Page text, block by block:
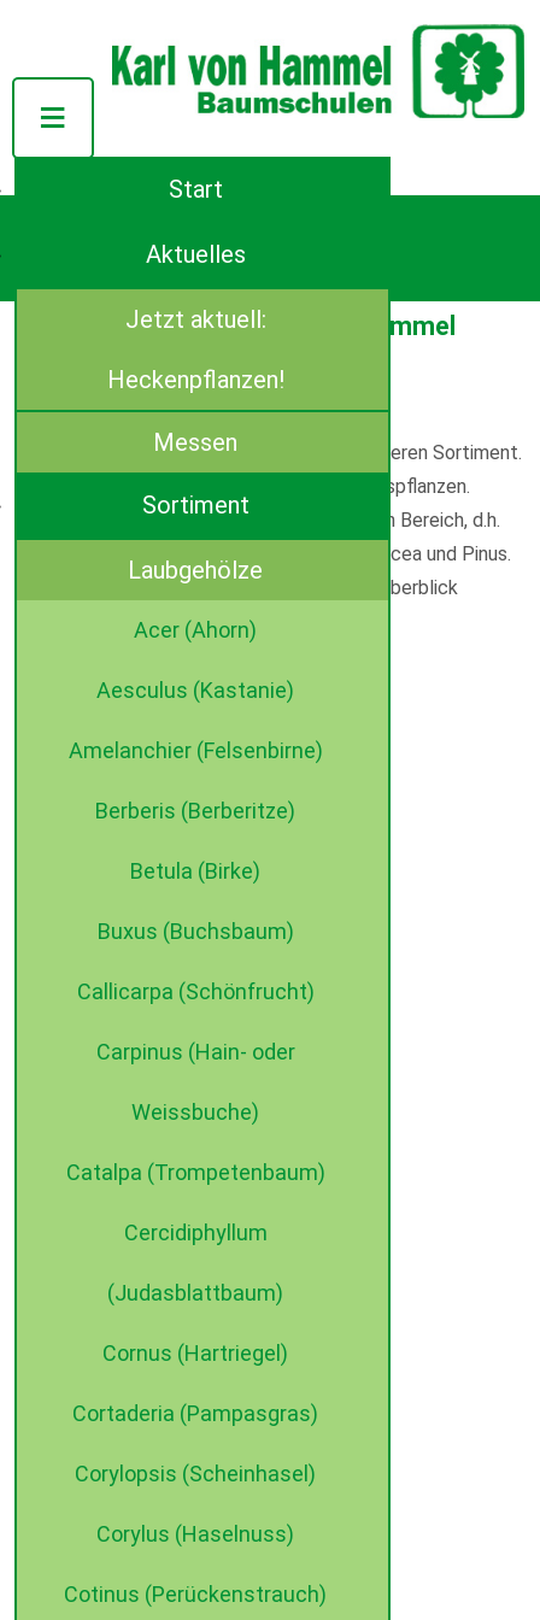
D-26639 Wiesmoor
E-Mail:info(at)von-hammel.de
Herzlich Willkommen bei von Hammel
Baumschulen!
(Mindestbestellmenge ab 250,00 €)
Ihr leistungsstarker Partner mit dem besonderen Sortiment.
Wir produzieren seit über 40 Jahren Qualitätspflanzen.
Unsere Schwerpunkte liegen im immergrünen Bereich, d.h.
eine große Auswahl an Ilex, Prunus, Taxus, Picea und Pinus.
Unser Sortiment und unsere Leistungen im Überblick
Nadelgehölze
Formgehölze
Start
Aktuelles
Jetzt aktuell:
Heckenpflanzen!
Messen
Sortiment
Laubgehölze
Acer (Ahorn)
Aesculus (Kastanie)
Amelanchier (Felsenbirne)
Berberis (Berberitze)
Betula (Birke)
Buxus (Buchsbaum)
Callicarpa (Schönfrucht)
Carpinus (Hain- oder
Weissbuche)
Catalpa (Trompetenbaum)
Cercidiphyllum
(Judasblattbaum)
Cornus (Hartriegel)
Cortaderia (Pampasgras)
Corylopsis (Scheinhasel)
Corylus (Haselnuss)
Cotinus (Perückenstrauch)